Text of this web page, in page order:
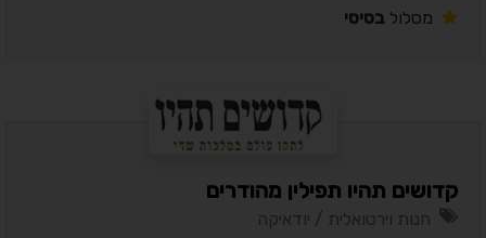
מסלול בסיסי
קדושים תהיו תפילין מהודרים
חנות וירטואלית / יודאיקה